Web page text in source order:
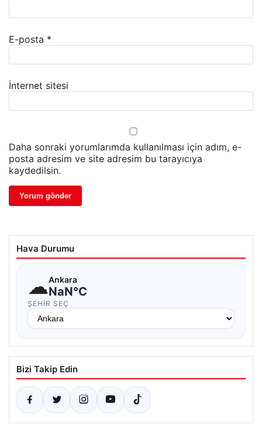
E-posta *
İnternet sitesi
Daha sonraki yorumlarımda kullanılması için adım, e-
posta adresim ve site adresim bu tarayıcıya
kaydedilsin.
Hava Durumu
☁Ankara
NaN°C
ŞEHIR SEÇ
Bizi Takip Edin